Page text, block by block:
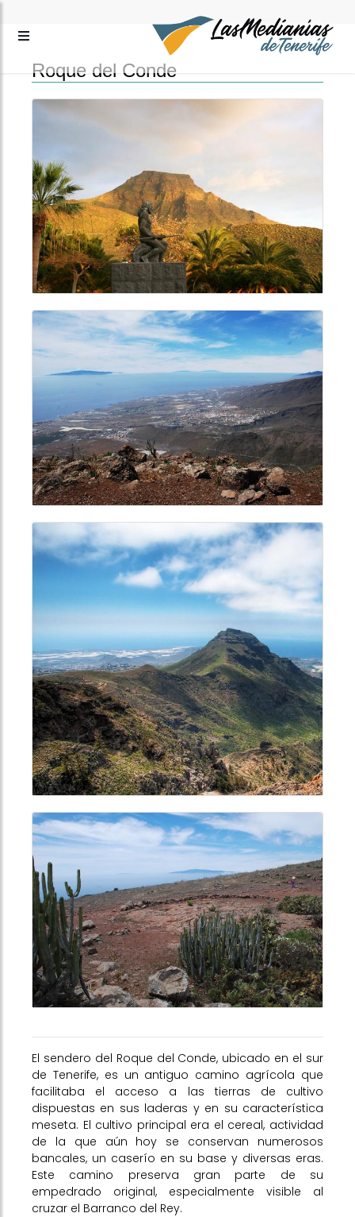
Roque del Conde
El sendero del Roque del Conde, ubicado en el sur
de Tenerife, es un antiguo camino agrícola que
facilitaba el acceso a las tierras de cultivo
dispuestas en sus laderas y en su característica
meseta. El cultivo principal era el cereal, actividad
de la que aún hoy se conservan numerosos
bancales, un caserío en su base y diversas eras.
Este camino preserva gran parte de su
empedrado original, especialmente visible al
cruzar el Barranco del Rey.